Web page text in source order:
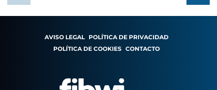
AVISO LEGAL POLÍTICA DE PRIVACIDAD
POLÍTICA DE COOKIES CONTACTO